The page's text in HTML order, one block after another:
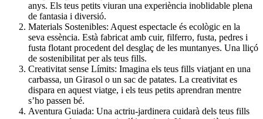
anys. Els teus petits viuran una experiència inoblidable plena
de fantasia i diversió.
Materials Sostenibles: Aquest espectacle és ecològic en la
seva essència. Està fabricat amb cuir, filferro, fusta, pedres i
fusta flotant procedent del desglaç de les muntanyes. Una lliçó
de sostenibilitat per als teus fills.
Creativitat sense Límits: Imagina els teus fills viatjant en una
carbassa, un Girasol o un sac de patates. La creativitat es
dispara en aquest viatge, i els teus petits aprendran mentre
s’ho passen bé.
Aventura Guiada: Una actriu-jardinera cuidarà dels teus fills